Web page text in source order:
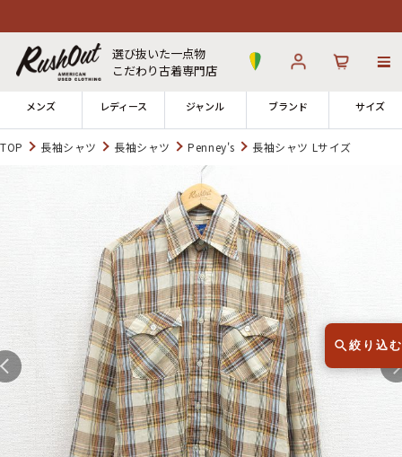
選び抜いた一点物
こだわり古着専門店
メンズ レディース ジャンル ブランド サイズ
お気に入り
全国7店舗・公式通販の比較
発送について 12時までのご注文で当日出荷！
※対応不可：日祝、長期休暇、セール
Search by Hotword今週のHOTワード（7/29〜8/4）
TOP 長袖シャツ 長袖シャツ Penney's 長袖シャツ Lサイズ
絞り込む